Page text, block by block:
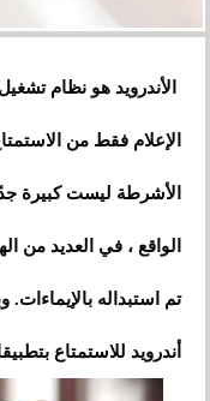
الأندرويد هو نظام
الإعلام فقط من
الأشرطة ليست كبيرة
الواقع ، في العديد من
تم استبداله
أندرويد للاستمتاع